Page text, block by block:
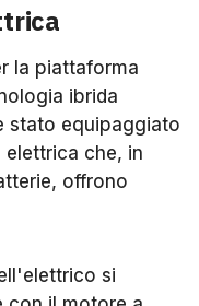
la piattaforma
ibrida
stato equipaggiato
che, in
offrono
si